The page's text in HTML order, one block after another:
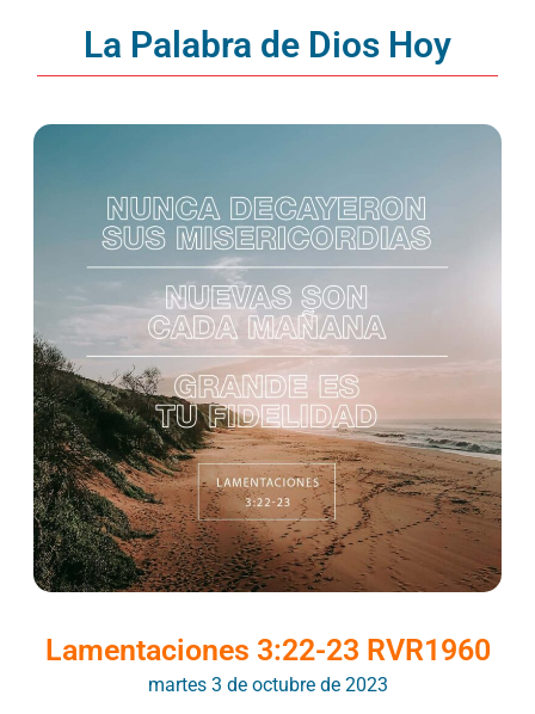
La Palabra de Dios Hoy
Lamentaciones 3:22-23 RVR1960
martes 3 de octubre de 2023